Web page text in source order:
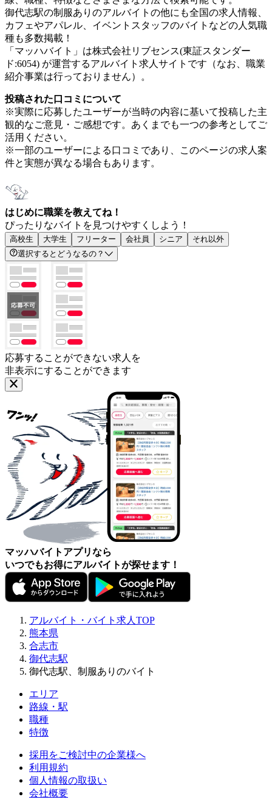
御代志駅の制服ありのアルバイトの他にも全国の求人情報、
カフェやアパレル、イベントスタッフのバイトなどの人気職
種も多数掲載！
「マッハバイト」は株式会社リブセンス(東証スタンダー
ド:6054) が運営するアルバイト求人サイトです（なお、職業
紹介事業は行っておりません）。
投稿された口コミについて
※実際に応募したユーザーが当時の内容に基いて投稿した主
観的なご意見・ご感想です。あくまでも一つの参考としてご
活用ください。
※一部のユーザーによる口コミであり、このページの求人案
件と実態が異なる場合もあります。
はじめに職業を教えてね！
ぴったりなバイトを見つけやすくしよう！
高校生 大学生 フリーター 会社員 シニア
それ以外
選択するとどうなるの？
応募することができない求人を
非表示にすることができます
マッハバイトアプリなら
いつでもお得にアルバイトが探せます！
アルバイト・バイト求人TOP
熊本県
合志市
御代志駅
御代志駅、制服ありのバイト
エリア
路線・駅
職種
特徴
採用をご検討中の企業様へ
利用規約
個人情報の取扱い
会社概要